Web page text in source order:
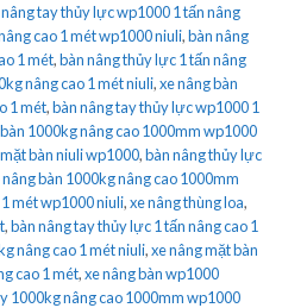
tay thủy lực wp1000 1 tấn nâng
cao 1 mét wp1000 niuli,bàn nâng
1 mét,bàn nâng thủy lực 1 tấn nâng
nâng cao 1 mét niuli,xe nâng bàn
1 mét,bàn nâng tay thủy lực wp1000 1
1000kg nâng cao 1000mm wp1000
bàn niuli wp1000,bàn nâng thủy lực
nâng bàn 1000kg nâng cao 1000mm
mét wp1000 niuli,xe nâng thùng loa,
,bàn nâng tay thủy lực 1 tấn nâng cao 1
nâng cao 1 mét niuli,xe nâng mặt bàn
cao 1 mét,xe nâng bàn wp1000
1000kg nâng cao 1000mm wp1000